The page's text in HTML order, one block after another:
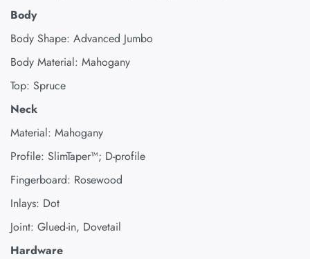
Body
Body Shape: Advanced Jumbo
Body Material: Mahogany
Top: Spruce
Neck
Material: Mahogany
Profile: SlimTaper™; D-profile
Fingerboard: Rosewood
Inlays: Dot
Joint: Glued-in, Dovetail
Hardware